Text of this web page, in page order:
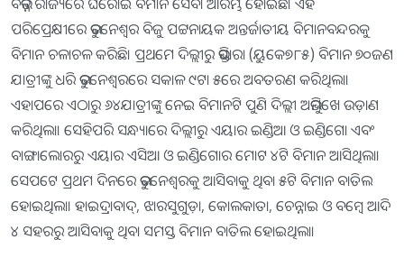
ପରିପ୍ରେକ୍ଷୀରେ ଭୁବନେଶ୍ୱର ବିଜୁ ପଟ୍ଟନାୟକ ଅନ୍ତର୍ଜାତୀୟ ବିମାନବନ୍ଦରକୁ
ବିମାନ ଚଳାଚଳ କରିଛି। ପ୍ରଥମେ ଦିଲ୍ଲୀରୁ ଭିସ୍ତାରା (ୟୁକେ୭୮୫) ବିମାନ ୭୦ଜଣ
ଯାତ୍ରୀଙ୍କୁ ଧରି ଭୁବନେଶ୍ୱରରେ ସକାଳ ୯ଟା ୫ରେ ଅବତରଣ କରିଥିଲା।
ଏହାପରେ ଏଠାରୁ ୬୪ଯାତ୍ରୀଙ୍କୁ ନେଇ ବିମାନଟି ପୁଣି ଦିଲ୍ଲୀ ଅଭିମୁଖେ ଉଡ଼ାଣ
କରିଥିଲା। ସେହିପରି ସନ୍ଧ୍ୟାରେ ଦିଲ୍ଲୀରୁ ଏୟାର ଇଣ୍ଡିଆ ଓ ଇଣ୍ଡିଗୋ ଏବଂ
ବାଙ୍ଗାଲୋରରୁ ଏୟାର ଏସିଆ ଓ ଇଣ୍ଡିଗୋର ମୋଟ ୪ଟି ବିମାନ ଆସିଥିଲା।
ସେପଟେ ପ୍ରଥମ ଦିନରେ ଭୁବନେଶ୍ୱରକୁ ଆସିବାକୁ ଥିବା ୫ଟି ବିମାନ ବାତିଲ
ହୋଇଥିଲା। ହାଇଦ୍ରାବାଦ୍‌, ଝାରସୁଗୁଡ଼ା, କୋଲକାତା, ଚେନ୍ନାଇ ଓ ବମ୍ବେ ଆଦି
୪ ସହରରୁ ଆସିବାକୁ ଥିବା ସମସ୍ତ ବିମାନ ବାତିଲ ହୋଇଥିଲା।